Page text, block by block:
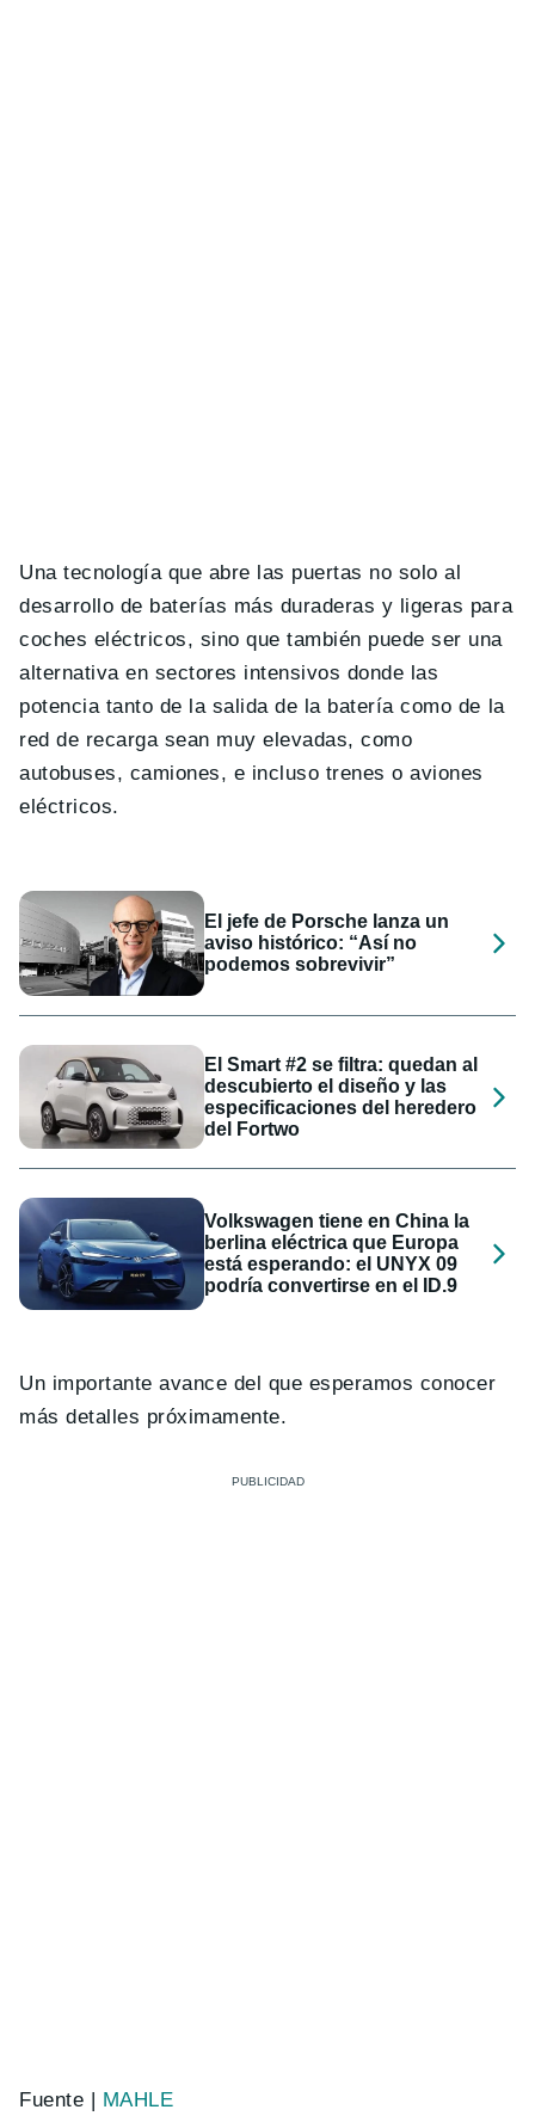
Una tecnología que abre las puertas no solo al
desarrollo de baterías más duraderas y ligeras para
coches eléctricos, sino que también puede ser una
alternativa en sectores intensivos donde las
potencia tanto de la salida de la batería como de la
red de recarga sean muy elevadas, como
autobuses, camiones, e incluso trenes o aviones
eléctricos.
El jefe de Porsche lanza un
aviso histórico: “Así no
podemos sobrevivir”
El Smart #2 se filtra: quedan al
descubierto el diseño y las
especificaciones del heredero
del Fortwo
Volkswagen tiene en China la
berlina eléctrica que Europa
está esperando: el UNYX 09
podría convertirse en el ID.9
Un importante avance del que esperamos conocer
más detalles próximamente.
Fuente | MAHLE